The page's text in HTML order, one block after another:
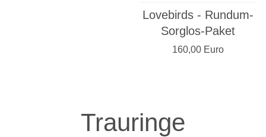
Lovebirds - Rundum-
Sorglos-Paket
160,00 Euro
Trauringe